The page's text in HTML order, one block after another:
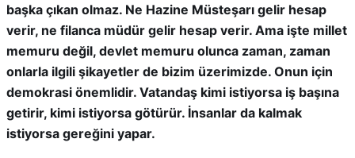
başka çıkan olmaz. Ne Hazine Müsteşarı gelir hesap
verir, ne filanca müdür gelir hesap verir. Ama işte millet
memuru değil, devlet memuru olunca zaman, zaman
onlarla ilgili şikayetler de bizim üzerimizde. Onun için
demokrasi önemlidir. Vatandaş kimi istiyorsa iş başına
getirir, kimi istiyorsa götürür. İnsanlar da kalmak
istiyorsa gereğini yapar.